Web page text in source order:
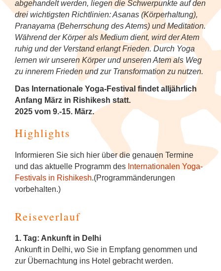
abgehandelt werden, liegen die Schwerpunkte auf den
drei wichtigsten Richtlinien: Asanas (Körperhaltung),
Pranayama (Beherrschung des Atems) und Meditation.
Während der Körper als Medium dient, wird der Atem
ruhig und der Verstand erlangt Frieden. Durch Yoga
lernen wir unseren Körper und unseren Atem als Weg
zu innerem Frieden und zur Transformation zu nutzen.
Das Internationale Yoga-Festival findet alljährlich
Anfang März in Rishikesh statt.
2025 vom 9.-15. März.
Highlights
Informieren Sie sich hier über die genauen Termine
und das aktuelle Programm des Internationalen Yoga-
Festivals in Rishikesh.(Programmänderungen
vorbehalten.)
Reiseverlauf
1. Tag: Ankunft in Delhi
Ankunft in Delhi, wo Sie in Empfang genommen und
zur Übernachtung ins Hotel gebracht werden.
Südkorea
Thailand 6
Vietnam 5
Nepal
Spirituelle Reisen
Sri Lanka
Thailand